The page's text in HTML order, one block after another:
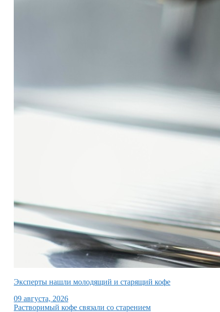
Эксперты нашли молодящий и старящий кофе
09 августа, 2026
Растворимый кофе связали со старением